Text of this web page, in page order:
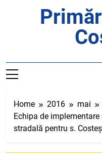
Home 2016 mai
Echipa de
stradală pentru s.